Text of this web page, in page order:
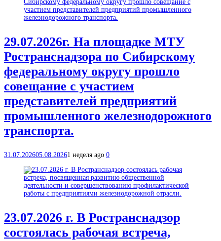
29.07.2026г. На площадке МТУ
Ространснадзора по Сибирскому
федеральному округу прошло
совещание с участием
представителей предприятий
промышленного железнодорожного
транспорта.
31.07.202605.08.20261 неделя ago 0
23.07.2026 г. В Ространснадзор
состоялась рабочая встреча,